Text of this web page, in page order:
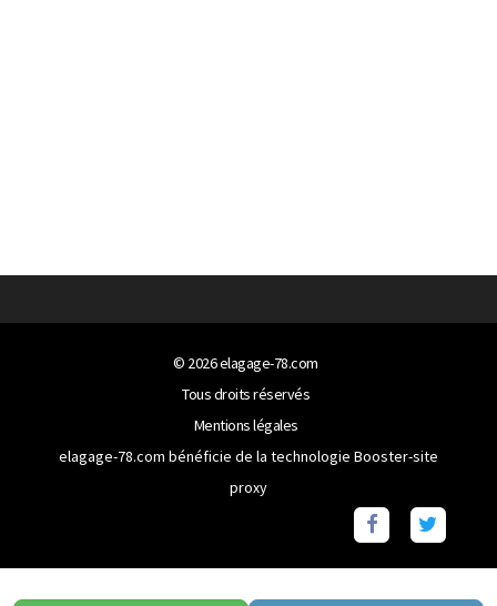
© 2026elagage-78.com
Tous droits réservés
Mentions légales
elagage-78.com bénéficie de la technologie Booster-site
proxy